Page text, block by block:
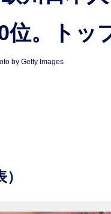
位。トッ
by Getty Images